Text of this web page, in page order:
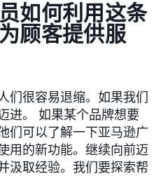
如何利用这条
顾客提供服
们很容易退缩。如果我们
进。 如果某个品牌想要
们可以了解一下亚马逊广
用的新功能。继续向前迈
汲取经验。我们要探索帮